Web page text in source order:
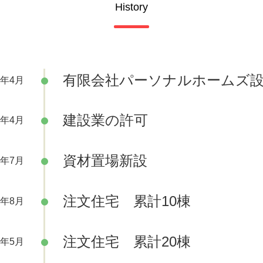
History
4月 有限会社パーソナルホームズ
4月 建設業の許可
7月 資材置場新設
8月 注文住宅 累計10棟
5月 注文住宅 累計20棟